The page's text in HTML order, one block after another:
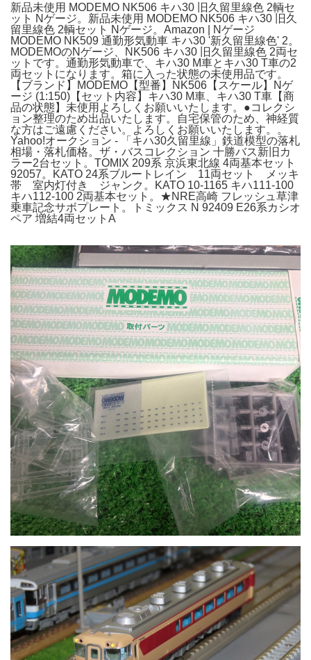
新品未使用 MODEMO NK506 キハ30 旧久留里線色 2輌セ
ット Nゲージ。新品未使用 MODEMO NK506 キハ30 旧久
留里線色 2輌セット Nゲージ。Amazon | Nゲージ
MODEMO NK509 通勤形気動車 キハ30 '新久留里線色' 2。
MODEMOのNゲージ、NK506 キハ30 旧久留里線色 2両セ
ットです。通勤形気動車で、キハ30 M車とキハ30 T車の2
両セットになります。箱に入った状態の未使用品です。
【ブランド】MODEMO【型番】NK506【スケール】Nゲ
ージ (1:150)【セット内容】キハ30 M車、キハ30 T車【商
品の状態】未使用よろしくお願いいたします。●コレクシ
ョン整理のため出品いたします。自宅保管のため、神経質
な方はご遠慮ください。よろしくお願いいたします。。
Yahoo!オークション - 「キハ30久留里線」鉄道模型の落札
相場・落札価格。ザ・バスコレクション 十勝バス新旧カ
ラー2台セット。TOMIX 209系 京浜東北線 4両基本セット
92057。KATO 24系ブルートレイン 11両セット メッキ
帯 室内灯付き ジャンク。KATO 10-1165 キハ111-100
キハ112-100 2両基本セット。★NRE高崎 フレッシュ草津
乗車記念サボプレート。トミックス N 92409 E26系カシオ
ペア 増結4両セットA